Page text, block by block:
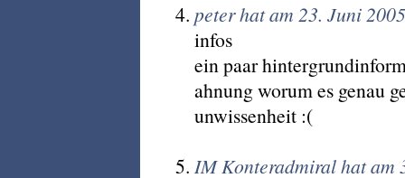
peter hat am 23. Juni
infos
ein paar
ahnung worum es genau
unwissenheit :(
IM Konteradmiral hat am